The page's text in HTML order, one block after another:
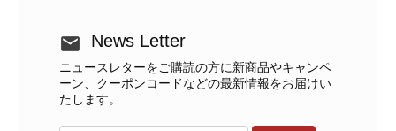
News Letter
ニュースレターをご購読の方に新商品やキャンペ
ーン、クーポンコードなどの最新情報をお届けい
たします。